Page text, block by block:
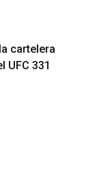
cartelera
UFC 331